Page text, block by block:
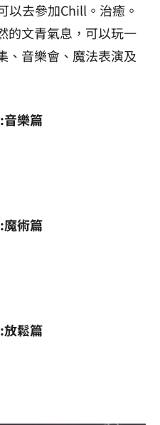
以去參加Chill。治癒。
的文青氣息，可以玩一
、音樂會、魔法表演及
樂篇
術篇
鬆篇